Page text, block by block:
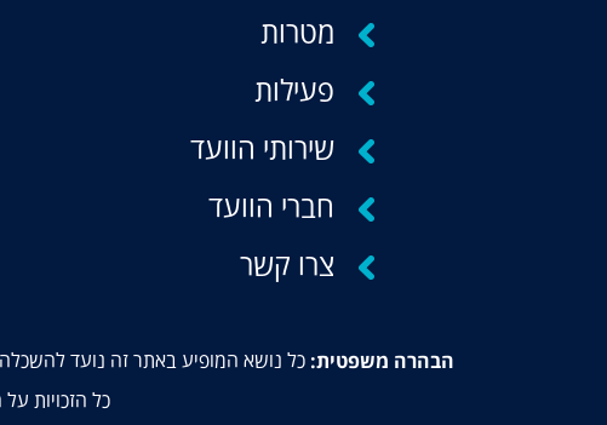
מטרות
פעילות
שירותי הוועד
חברי הוועד
צרו קשר
הבהרה משפטית:כל נושא המופיע באתר זה נועד
כל הזכויות